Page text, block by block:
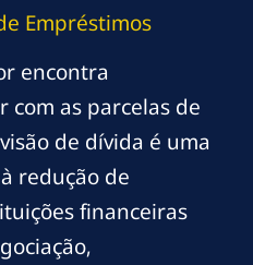
Empréstimos
encontra
com as parcelas de
de dívida é uma
redução de
financeiras